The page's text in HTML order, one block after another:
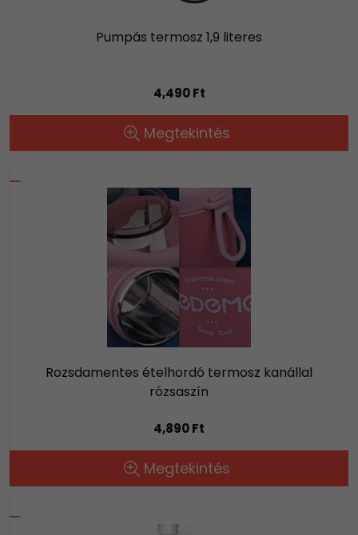
Pumpás termosz 1,9 literes
4,490 Ft
Megtekintés
Rozsdamentes ételhordó termosz kanállal
rózsaszín
4,890 Ft
Megtekintés